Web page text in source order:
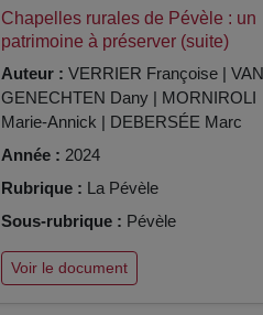
Chapelles rurales de Pévèle : un
patrimoine à préserver (suite)
Auteur : VERRIER Françoise | VAN
GENECHTEN Dany | MORNIROLI
Marie-Annick | DEBERSÉE Marc
Année : 2024
Rubrique : La Pévèle
Sous-rubrique : Pévèle
Voir le document